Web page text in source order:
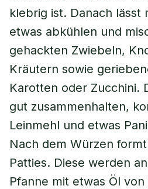
klebrig ist. Danach lässt
etwas abkühlen und
gehackten Zwiebeln,
Kräutern sowie
Karotten oder Zucchini.
gut zusammenhalten,
Leinmehl und etwas
Nach dem Würzen
Patties. Diese werden
Pfanne mit etwas Öl